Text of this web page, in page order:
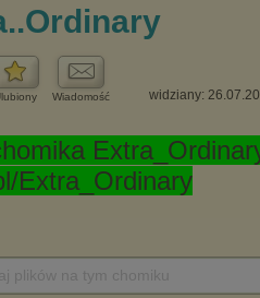
Wiadomość widziany: